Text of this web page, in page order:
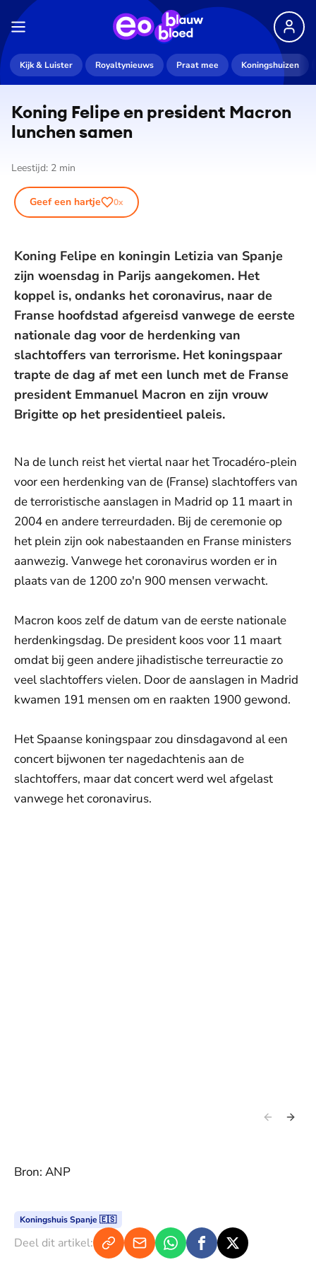
Kijk & Luister Royaltynieuws Praat mee Koningshuizen
Koning Felipe en president Macron
lunchen samen
Leestijd: 2 min
Geef een hartje 0x
Koning Felipe en koningin Letizia van Spanje
zijn woensdag in Parijs aangekomen. Het
koppel is, ondanks het coronavirus, naar de
Franse hoofdstad afgereisd vanwege de eerste
nationale dag voor de herdenking van
slachtoffers van terrorisme. Het koningspaar
trapte de dag af met een lunch met de Franse
president Emmanuel Macron en zijn vrouw
Brigitte op het presidentieel paleis.
Na de lunch reist het viertal naar het Trocadéro-plein
voor een herdenking van de (Franse) slachtoffers van
de terroristische aanslagen in Madrid op 11 maart in
2004 en andere terreurdaden. Bij de ceremonie op
het plein zijn ook nabestaanden en Franse ministers
aanwezig. Vanwege het coronavirus worden er in
plaats van de 1200 zo'n 900 mensen verwacht.
Macron koos zelf de datum van de eerste nationale
herdenkingsdag. De president koos voor 11 maart
omdat bij geen andere jihadistische terreuractie zo
veel slachtoffers vielen. Door de aanslagen in Madrid
kwamen 191 mensen om en raakten 1900 gewond.
Het Spaanse koningspaar zou dinsdagavond al een
concert bijwonen ter nagedachtenis aan de
slachtoffers, maar dat concert werd wel afgelast
vanwege het coronavirus.
Bron: ANP
Koningshuis Spanje 🇪🇸
Deel dit artikel: